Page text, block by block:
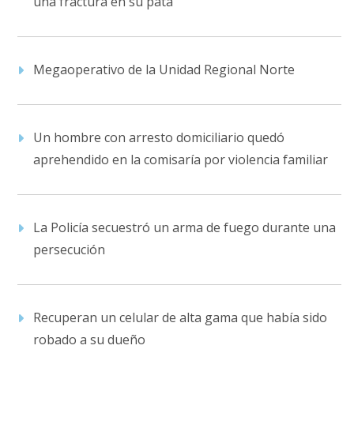
Megaoperativo de la Unidad Regional Norte
Un hombre con arresto domiciliario quedó
aprehendido en la comisaría por violencia familiar
La Policía secuestró un arma de fuego durante una
persecución
Recuperan un celular de alta gama que había sido
robado a su dueño